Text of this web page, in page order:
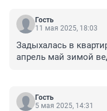
Гость
11 мая 2025, 18:03
Задыхалась в
апрель май зимой
Гость
5 мая 2025, 14:31